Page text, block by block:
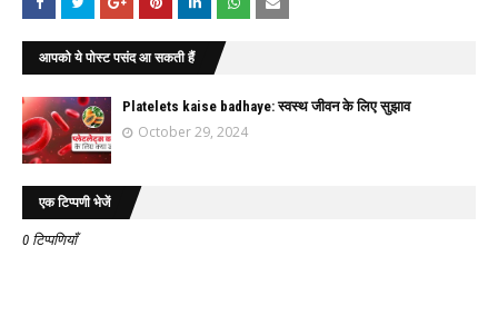
आपको ये पोस्ट पसंद आ सकती हैं
Platelets kaise badhaye: स्वस्थ जीवन के लिए सुझाव
October 29, 2024
एक टिप्पणी भेजें
0 टिप्पणियाँ